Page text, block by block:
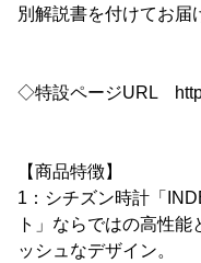
別解説書を付けてお届
◇特設ページURL
【商品特徴】
1：シチズン時計「
ト」ならではの高性
ッシュなデザイン。